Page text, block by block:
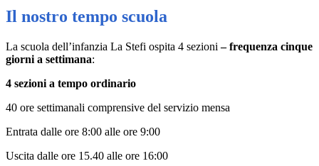
Il nostro tempo scuola
La scuola dell’infanzia La Stefi ospita 4 sezioni – frequenza cinque
giorni a settimana:
4 sezioni a tempo ordinario
40 ore settimanali comprensive del servizio mensa
Entrata dalle ore 8:00 alle ore 9:00
Uscita dalle ore 15.40 alle ore 16:00